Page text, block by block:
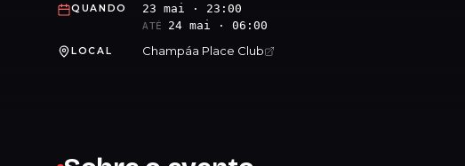
QUANDO 23 mai · 23:00
ATÉ 24 mai · 06:00
LOCAL Champáa Place Club